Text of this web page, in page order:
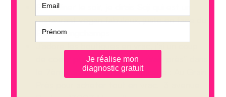
Pour dîner le soir, je dirais Soji qui est un
restaurant vegan fabuleux, juste en face du
Palais Longchamps
J’adore les boutiques en vrac, j’ai un coup
de coeur pour l’épicerie “Au grain près” dans
le 7ème arrondissement. Epicerie : Au Grain